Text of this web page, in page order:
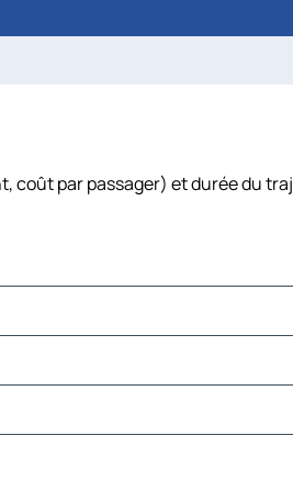
par passager) et durée du